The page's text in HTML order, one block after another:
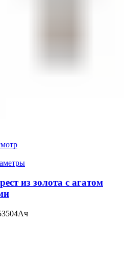
из золота с агатом